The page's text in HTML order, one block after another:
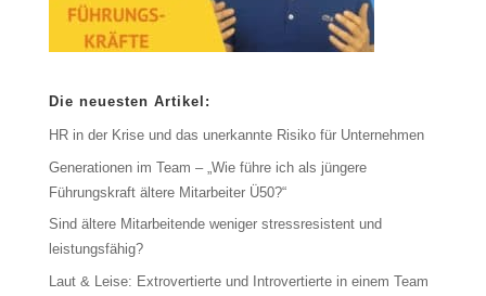
Die neuesten Artikel:
HR in der Krise und das unerkannte Risiko für Unternehmen
Generationen im Team – „Wie führe ich als jüngere
Führungskraft ältere Mitarbeiter Ü50?“
Sind ältere Mitarbeitende weniger stressresistent und
leistungsfähig?
Laut & Leise: Extrovertierte und Introvertierte in einem Team